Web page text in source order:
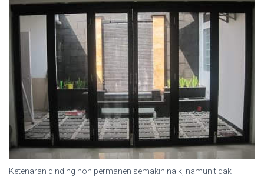
Ketenaran dinding non permanen semakin naik, namun tidak